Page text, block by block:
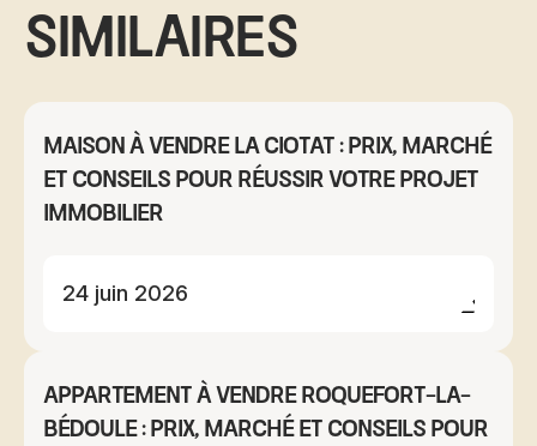
similaires
Maison à vendre La Ciotat : prix, marché
et conseils pour réussir votre projet
immobilier
24 juin 2026
Appartement à vendre Roquefort-la-
Bédoule : prix, marché et conseils pour